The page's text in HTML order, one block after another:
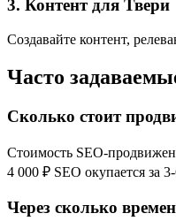
3. Контент для Твери
Создавайте контент,
Часто
Сколько стоит
Стоимость SEO-
4 000 ₽ SEO окупается за
Через сколько